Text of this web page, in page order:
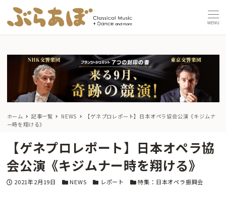
MENU
ホーム 記事一覧 NEWS
【ゲネプロレポート】日本オペラ協会公演《キジムナ
ー時を翔ける》
【ゲネプロレポート】日本オペラ協
会公演《キジムナー時を翔ける》
投稿日
2021年2月19日 カテゴリー
NEWS カテゴリー
レポート カテゴリー
特集：日本オペラ振興会